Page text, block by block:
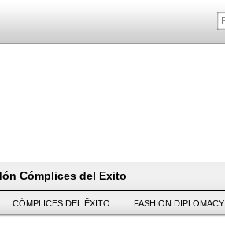
Cómplices del Exito
CÓMPLICES DEL ËXITO FASHION DIPLOMACY